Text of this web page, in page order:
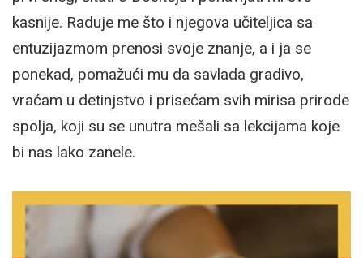
kasnije. Raduje me što i njegova učiteljica sa
entuzijazmom prenosi svoje znanje, a i ja se
ponekad, pomažući mu da savlada gradivo,
vraćam u detinjstvo i prisećam svih mirisa prirode
spolja, koji su se unutra mešali sa lekcijama koje
bi nas lako zanele.